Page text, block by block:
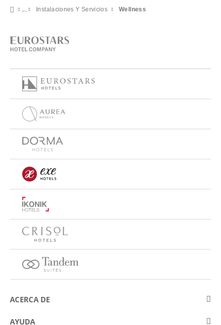
Instalaciones Y Servicios Wellness
ACERCA DE
Sobre Eurostars Hotel Company
AYUDA